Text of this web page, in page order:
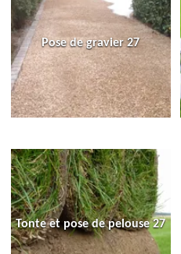
Pose de gravier 27
Tonte et pose de pelouse 27